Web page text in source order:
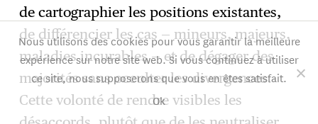
de cartographier les positions existantes,
de différencier les cas — mineurs, majeurs,
maladies incurables — et de dégager des
majorités sans occulter les divergences.
Cette volonté de rendre visibles les
Nous utilisons des cookies pour vous garantir la meilleure
expérience sur notre site web. Si vous continuez à utiliser
ce site, nous supposerons que vous en êtes satisfait.
Ok